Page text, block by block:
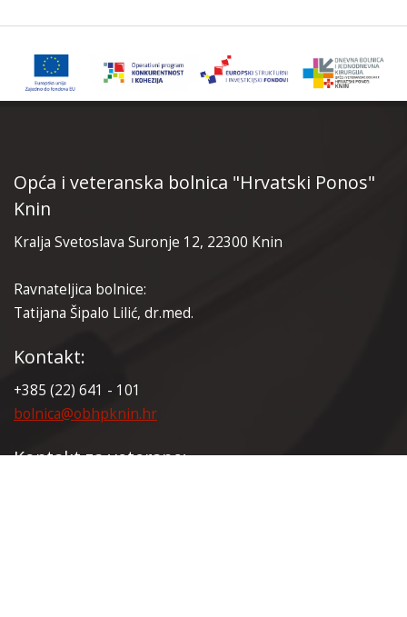
Opća i veteranska bolnica "Hrvatski Ponos"
Knin
Kralja Svetoslava Suronje 12, 22300 Knin
Ravnateljica bolnice:
Tatijana Šipalo Lilić, dr.med.
Kontakt:
+385 (22) 641 - 101
bolnica@obhpknin.hr
Kontakt za veterane: